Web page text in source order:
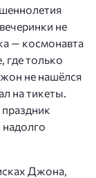
не
— космонавта
где только
не нашёлся
на тикеты.
Джона,